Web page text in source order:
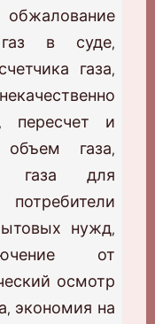
обжалование
в суде,
газа,
, пересчет и
объем газа,
газа для
потребители
нужд,
от
осмотр
, экономия на